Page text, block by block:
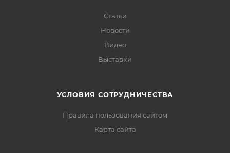
Статьи
Новости
Видео
Выставки
УСЛОВИЯ СОТРУДНИЧЕСТВА
Правила пользования сайтом
Карта сайта